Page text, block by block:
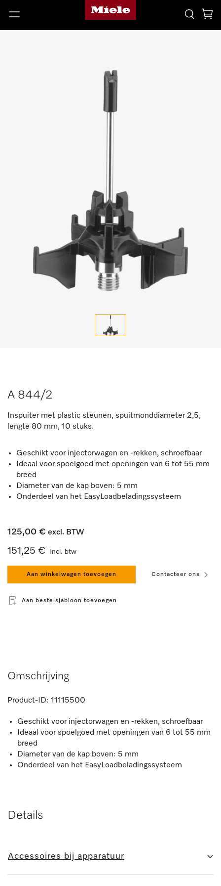
A 844/2
Inspuiter met plastic steunen, spuitmonddiameter 2,5,
lengte 80 mm, 10 stuks.
Geschikt voor injectorwagen en -rekken, schroefbaar
Ideaal voor spoelgoed met openingen van 6 tot 55 mm
breed
Diameter van de kap boven: 5 mm
Onderdeel van het EasyLoadbeladingssysteem
125,00 € excl. BTW
151,25 € Incl. btw
Aan winkelwagen toevoegen Contacteer ons
Aan bestelsjabloon toevoegen
Omschrijving
Product-ID: 11115500
Geschikt voor injectorwagen en -rekken, schroefbaar
Ideaal voor spoelgoed met openingen van 6 tot 55 mm
breed
Diameter van de kap boven: 5 mm
Onderdeel van het EasyLoadbeladingssysteem
Details
Accessoires bij apparatuur